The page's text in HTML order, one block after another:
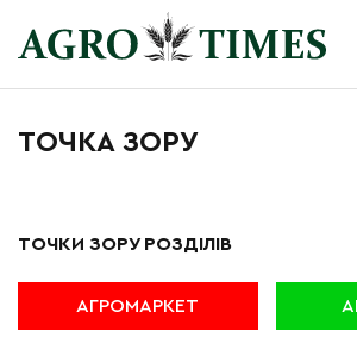
ТОЧКА ЗОРУ
ТОЧКИ ЗОРУ РОЗДІЛІВ
АГРОМАРКЕТ